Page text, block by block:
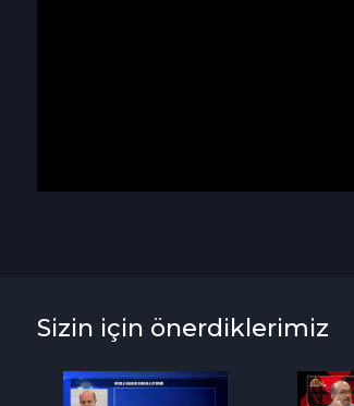
Sizin için önerdiklerimiz